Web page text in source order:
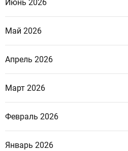
Июнь 2026
Май 2026
Апрель 2026
Март 2026
Февраль 2026
Январь 2026